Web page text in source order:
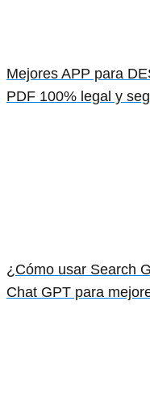
Mejores APP para
PDF 100% legal y
¿Cómo usar Search
Chat GPT para